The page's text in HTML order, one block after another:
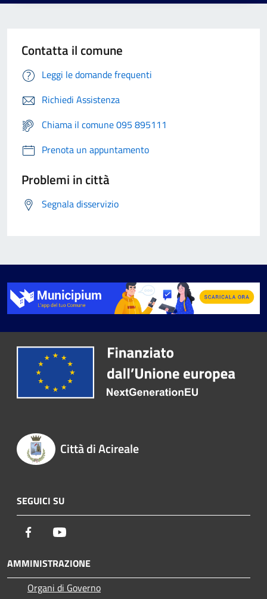
Contatta il comune
Leggi le domande frequenti
Richiedi Assistenza
Chiama il comune 095 895111
Prenota un appuntamento
Problemi in città
Segnala disservizio
Città di Acireale
SEGUICI SU
Facebook
AMMINISTRAZIONE
Organi di Governo